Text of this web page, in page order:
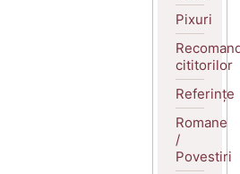
Pixuri
cititorilor
Referințe
Romane
/
Povestiri